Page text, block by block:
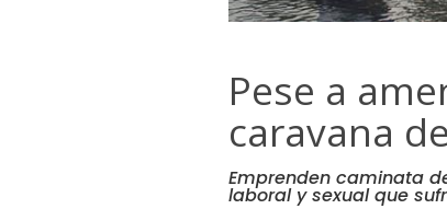
Pese a
caravana
Emprenden caminata
laboral y sexual que